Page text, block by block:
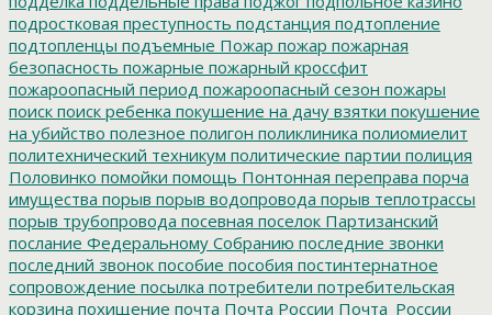
подростковая преступность подстанция подтопление
подтопленцы подъемные Пожар пожар пожарная
безопасность пожарные пожарный кроссфит
пожароопасный период пожароопасный сезон пожары
поиск поиск ребенка покушение на дачу взятки покушение
на убийство полезное полигон поликлиника полиомиелит
политехнический техникум политические партии полиция
Половинко помойки помощь Понтонная переправа порча
имущества порыв порыв водопровода порыв теплотрассы
порыв трубопровода посевная поселок Партизанский
послание Федеральному Собранию последние звонки
последний звонок пособие пособия постинтернатное
сопровождение посылка потребители потребительская
корзина похищение почта Почта России Почта_России